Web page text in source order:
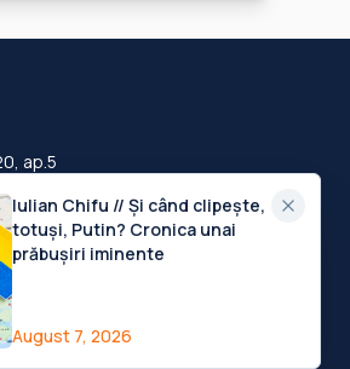
ap.5
Moldova
of ServiceCookies Settings
Iulian Chifu // Și când clipește,
totuși, Putin? Cronica unai
prăbușiri iminente
August 7, 2026